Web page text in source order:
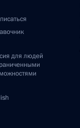
для людей